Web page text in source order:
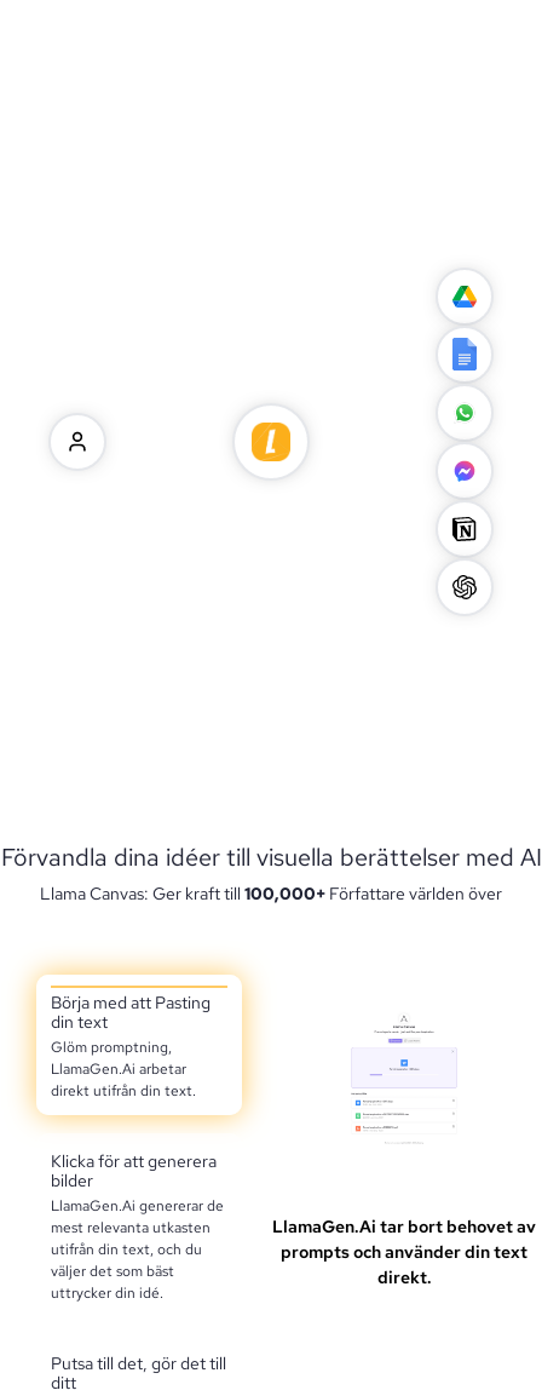
Förvandla dina idéer till visuella berättelser med AI
Llama Canvas: Ger kraft till 100,000+ Författare världen över
Börja med att Pasting
din text
Glöm promptning,
LlamaGen.Ai arbetar
direkt utifrån din text.
Klicka för att generera
bilder
LlamaGen.Ai genererar de
mest relevanta utkasten
utifrån din text, och du
väljer det som bäst
uttrycker din idé.
Putsa till det, gör det till
ditt
LlamaGen.Ai tar bort behovet av
prompts och använder din text
direkt.